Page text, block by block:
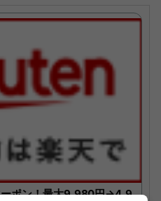
ーポン！最大9,980円→4,9